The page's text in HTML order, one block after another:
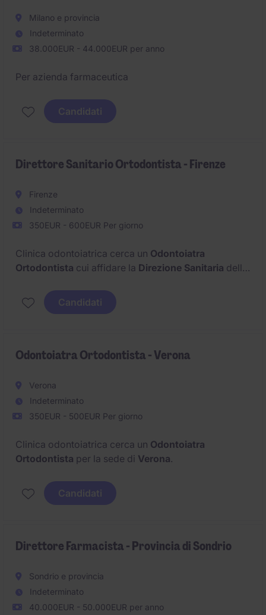
Milano e provincia
Indeterminato
38.000EUR - 44.000EUR per anno
Per azienda farmaceutica
Candidati
Direttore Sanitario Ortodontista - Firenze
Firenze
Indeterminato
350EUR - 600EUR Per giorno
Clinica odontoiatrica cerca un Odontoiatra
Ortodontista cui affidare la Direzione Sanitaria della
Candidati
Odontoiatra Ortodontista - Verona
Verona
Indeterminato
350EUR - 500EUR Per giorno
Clinica odontoiatrica cerca un Odontoiatra
Ortodontista per la sede di Verona.
Candidati
Direttore Farmacista - Provincia di Sondrio
Sondrio e provincia
Indeterminato
40.000EUR - 50.000EUR per anno